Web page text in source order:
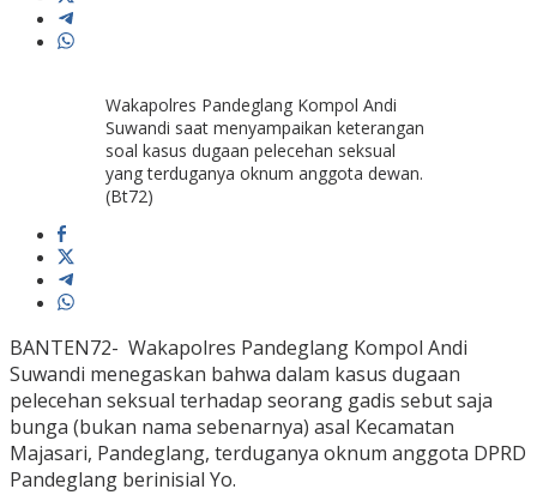
Wakapolres Pandeglang Kompol Andi
Suwandi saat menyampaikan keterangan
soal kasus dugaan pelecehan seksual
yang terduganya oknum anggota dewan.
(Bt72)
BANTEN72- Wakapolres Pandeglang Kompol Andi
Suwandi menegaskan bahwa dalam kasus dugaan
pelecehan seksual terhadap seorang gadis sebut saja
bunga (bukan nama sebenarnya) asal Kecamatan
Majasari, Pandeglang, terduganya oknum anggota DPRD
Pandeglang berinisial Yo.